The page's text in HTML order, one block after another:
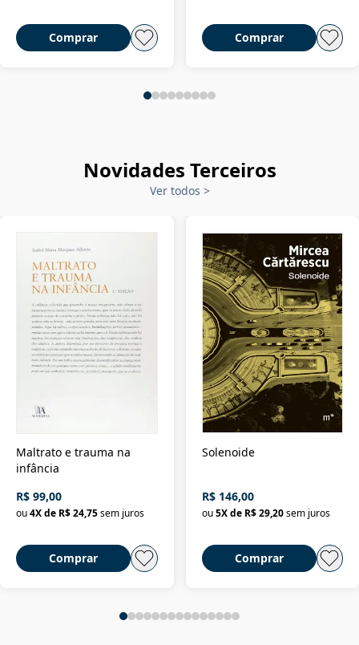
Comprar Comprar
Novidades Terceiros
Ver todos >
Maltrato e trauma na
infância
R$ 99,00
ou4X de R$ 24,75sem juros
Comprar
Solenoide
R$ 146,00
ou 5X de R$ 29,20 sem juros
Comprar